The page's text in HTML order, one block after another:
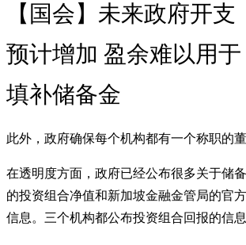
【国会】未来政府开支
预计增加 盈余难以用于
填补储备金
此外，政府确保每个机构都有一个称职的董
在透明度方面，政府已经公布很多关于储
的投资组合净值和新加坡金融金管局的官
信息。三个机构都公布投资组合回报的信息